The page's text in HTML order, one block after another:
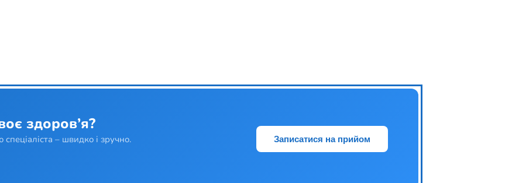
здоров’я?
– швидко і зручно. Записатися на прийом